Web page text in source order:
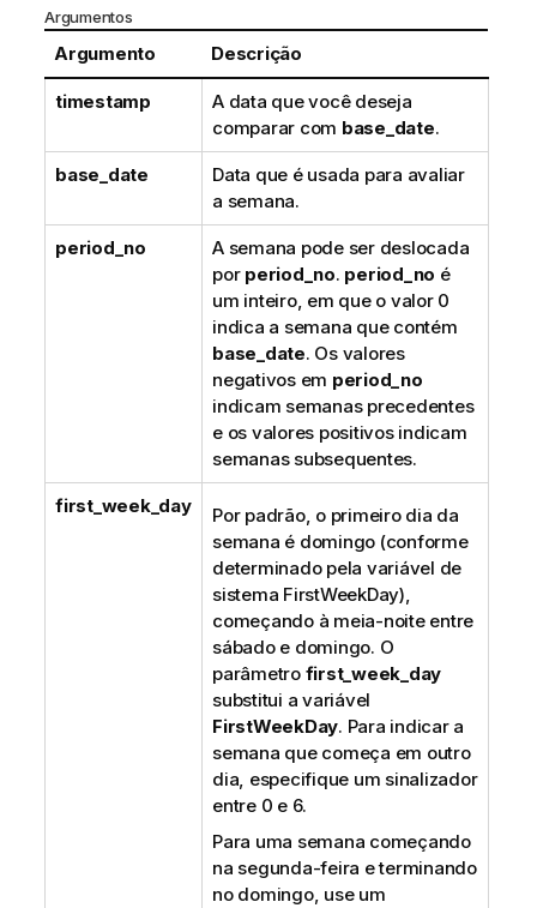
Argumentos
Argumento Descrição
timestamp
A data que você deseja
comparar com base_date.
base_date
Data que é usada para avaliar
a semana.
period_no
A semana pode ser deslocada
por period_no. period_no é
um inteiro, em que o valor 0
indica a semana que contém
base_date. Os valores
negativos em period_no
indicam semanas precedentes
e os valores positivos indicam
semanas subsequentes.
first_week_day
Por padrão, o primeiro dia da
semana é domingo (conforme
determinado pela variável de
sistema FirstWeekDay),
começando à meia-noite entre
sábado e domingo. O
parâmetro first_week_day
substitui a variável
FirstWeekDay. Para indicar a
semana que começa em outro
dia, especifique um sinalizador
entre 0 e 6.
Para uma semana começando
na segunda-feira e terminando
no domingo, use um